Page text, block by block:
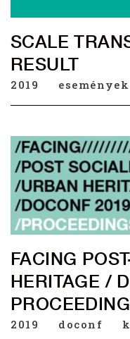
SCALE
RESULT
2019 események
FACING
HERITAGE /
2019 doconf